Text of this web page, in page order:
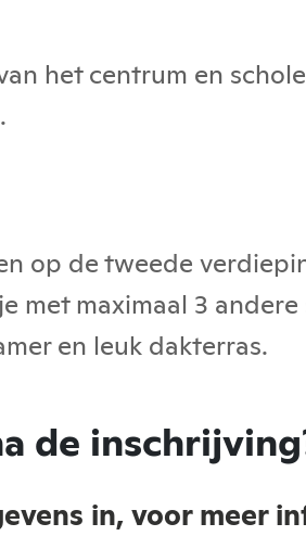
het centrum en
op de tweede
met maximaal 3
en leuk dakterras.
de
in, voor meer